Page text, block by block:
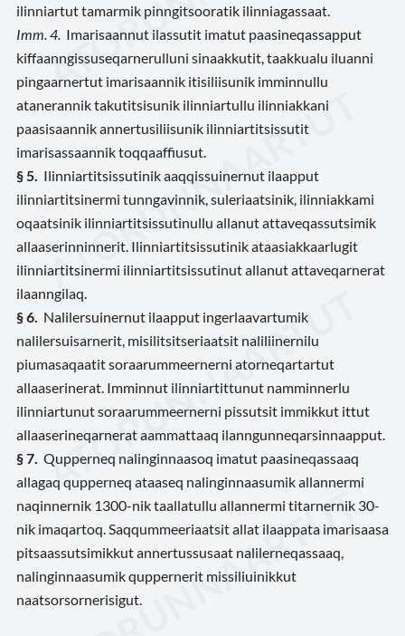
ilinniartut tamarmik pinngitsooratik ilinniagassaat.
Imm. 4. Imarisaannut ilassutit imatut paasineqassapput
kiffaanngissuseqarnerulluni sinaakkutit, taakkualu iluanni
pingaarnertut imarisaannik itisiliisunik imminnullu
atanerannik takutitsisunik ilinniartullu ilinniakkani
paasisaannik annertusiliisunik ilinniartitsissutit
imarisassaannik toqqaaffiusut.
§ 5. Ilinniartitsissutinik aaqqissuinernut ilaapput
ilinniartitsinermi tunngavinnik, suleriaatsinik, ilinniakkami
oqaatsinik ilinniartitsissutinullu allanut attaveqassutsimik
allaaserinninnerit. Ilinniartitsissutinik ataasiakkaarlugit
ilinniartitsinermi ilinniartitsissutinut allanut attaveqarnerat
ilaanngilaq.
§ 6. Nalilersuinernut ilaapput ingerlaavartumik
nalilersuisarnerit, misilitsitseriaatsit naliliinernilu
piumasaqaatit soraarummeernerni atorneqartartut
allaaserinerat. Imminnut ilinniartittunut namminnerlu
ilinniartunut soraarummeernerni pissutsit immikkut ittut
allaaserineqarnerat aammattaaq ilanngunneqarsinnaapput.
§ 7. Qupperneq nalinginnaasoq imatut paasineqassaaq
allagaq qupperneq ataaseq nalinginnaasumik allannermi
naqinnernik 1300-nik taallatullu allannermi titarnernik 30-
nik imaqartoq. Saqqummeeriaatsit allat ilaappata imarisaasa
pitsaassutsimikkut annertussusaat nalilerneqassaaq,
nalinginnaasumik quppernerit missiliuinikkut
naatsorsornerisigut.